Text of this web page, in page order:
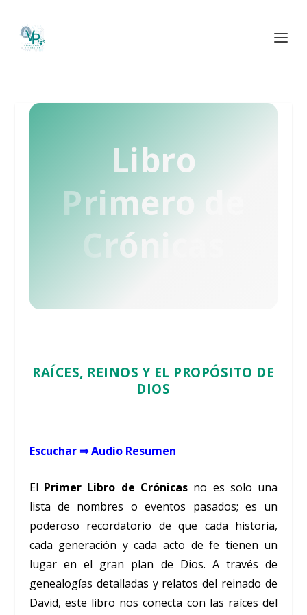
Libro
Primero de
Crónicas
RAÍCES, REINOS Y EL PROPÓSITO DE
DIOS
Escuchar ⇒ Audio Resumen
El Primer Libro de Crónicas no es solo una
lista de nombres o eventos pasados; es un
poderoso recordatorio de que cada historia,
cada generación y cada acto de fe tienen un
lugar en el gran plan de Dios. A través de
genealogías detalladas y relatos del reinado de
David, este libro nos conecta con las raíces del